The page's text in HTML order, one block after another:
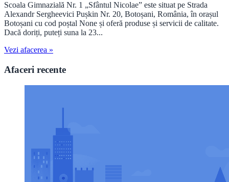
Scoala Gimnazială Nr. 1 „Sfântul Nicolae” este situat pe Strada
Alexandr Sergheevici Pușkin Nr. 20, Botoșani, România, în orașul
Botoșani cu cod poștal None și oferă produse și servicii de calitate.
Dacă doriți, puteți suna la 23...
Vezi afacerea »
Afaceri recente